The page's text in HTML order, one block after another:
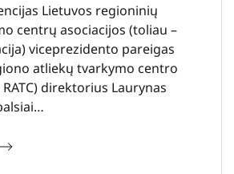
Lietuvos regioninių
centrų asociacijos (toliau –
viceprezidento pareigas
atliekų tvarkymo centro
direktorius Laurynas